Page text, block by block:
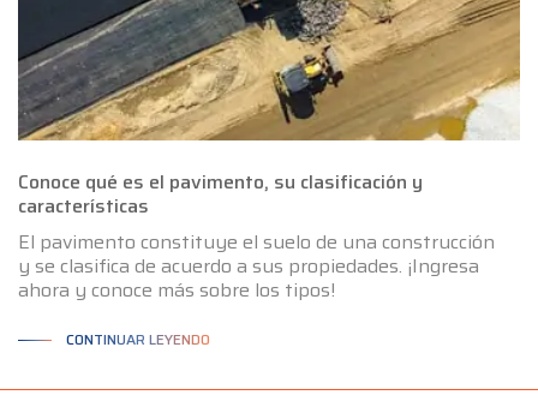
Conoce qué es el pavimento, su clasificación y
características
El pavimento constituye el suelo de una construcción
y se clasifica de acuerdo a sus propiedades. ¡Ingresa
ahora y conoce más sobre los tipos!
CONTINUAR LEYENDO